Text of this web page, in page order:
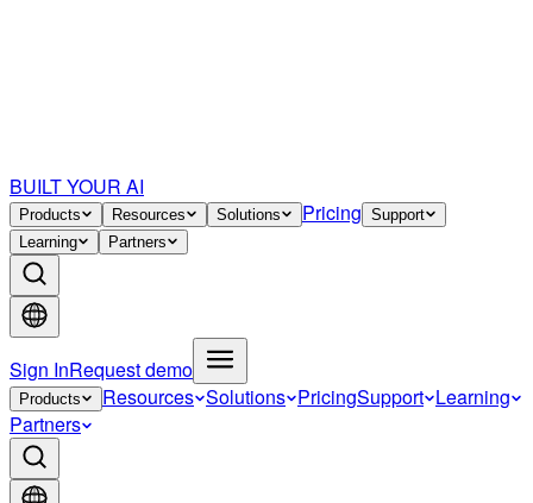
BUILT YOUR AI
Products Resources Solutions Pricing Support
Learning
Partners
Sign InRequest demo
Products Resources Solutions PricingSupport Learning
Partners